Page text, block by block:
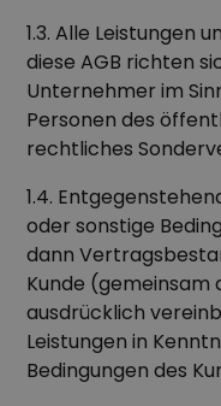
1.3. Alle Leistungen
diese AGB richten
Unternehmer im
Personen des
rechtliches
1.4.
oder sonstige
dann
Kunde (gemeinsam
ausdrücklich
Leistungen in
Bedingungen des